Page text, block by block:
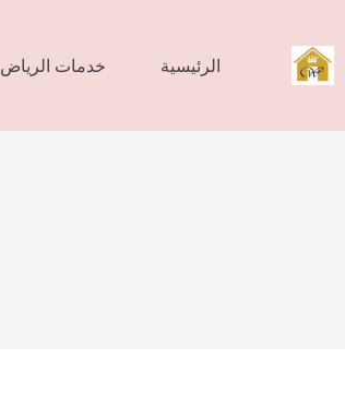
المحتوى
الرئيسية خدمات الرياض